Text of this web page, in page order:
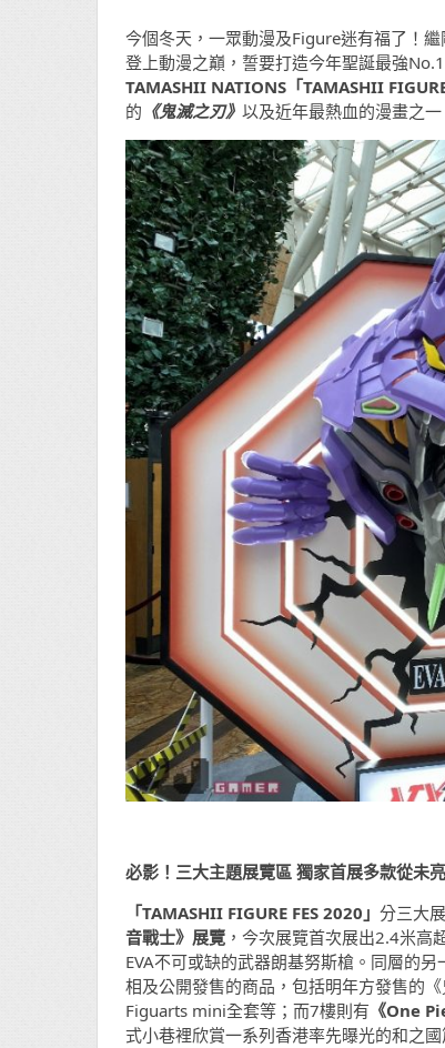
今個冬天，一眾動漫及Figure迷有福了！
登上動漫之巔，誓要打造今年聖誕最強
TAMASHII NATIONS「TAMASHII FIGURE
的 《鬼滅之刃》 以及近年最熱血的漫畫之一
必影！三大主題展覽區 獨家首展多款從未
「TAMASHII FIGURE FES 2020」 分三大
音戰士》展覽 ，今次展覽首次展出2.4米高
EVA不可或缺的武器朗基努斯槍。同層的
相及公開發售的商品，包括明年方發售的
Figuarts mini全套等；而7樓則有 《One
式小巷裡欣賞一系列香港率先曝光的和之